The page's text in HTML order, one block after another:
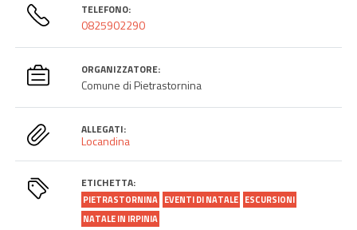
TELEFONO:
0825902290
ORGANIZZATORE:
Comune di Pietrastornina
ALLEGATI:
Locandina
ETICHETTA:
PIETRASTORNINA EVENTI DI NATALE ESCURSIONI
NATALE IN IRPINIA